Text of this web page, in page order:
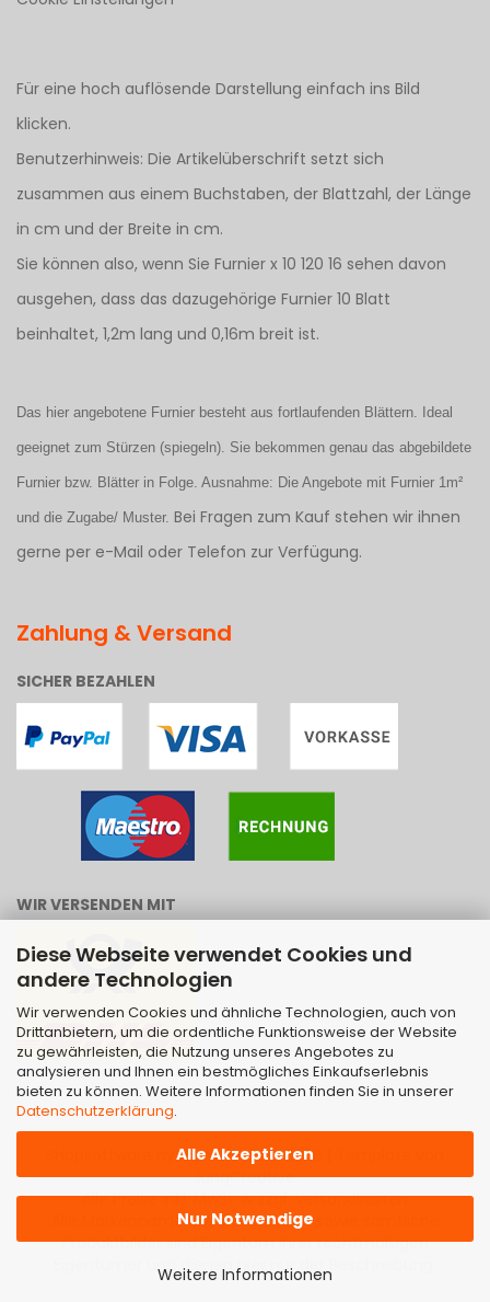
Diese Webseite verwendet Cookies und
andere Technologien
Wir verwenden Cookies und ähnliche Technologien, auch von
Drittanbietern, um die ordentliche Funktionsweise der Website
zu gewährleisten, die Nutzung unseres Angebotes zu
analysieren und Ihnen ein bestmögliches Einkaufserlebnis
bieten zu können. Weitere Informationen finden Sie in unserer
Datenschutzerklärung.
Alle Akzeptieren
Nur Notwendige
Weitere Informationen
Für eine hoch auflösende Darstellung einfach ins Bild
klicken.
Benutzerhinweis: Die Artikelüberschrift setzt sich
zusammen aus einem Buchstaben, der Blattzahl, der Länge
in cm und der Breite in cm.
Sie können also, wenn Sie Furnier x 10 120 16 sehen davon
ausgehen, dass das dazugehörige Furnier 10 Blatt
beinhaltet, 1,2m lang und 0,16m breit ist.
Das hier angebotene Furnier besteht aus fortlaufenden Blättern. Ideal
geeignet zum Stürzen (spiegeln). Sie bekommen genau das abgebildete
Furnier bzw. Blätter in Folge. Ausnahme: Die Angebote mit Furnier 1m²
und die Zugabe/ Muster. Bei Fragen zum Kauf stehen wir ihnen
gerne per e-Mail oder Telefon zur Verfügung.
Zahlung & Versand
SICHER BEZAHLEN
WIR VERSENDEN MIT
by Gambio.de © 2026 | Template von
JungCreative.
Alle Preise inkl. MwSt. & zzgl. Versandkosten
Alle Markennamen, Warenzeichen sowie sämtliche
Produktbilder sind Eigentum Ihrer rechtmäßigen
Eigentümer und dienen hier nur der Beschreibung.